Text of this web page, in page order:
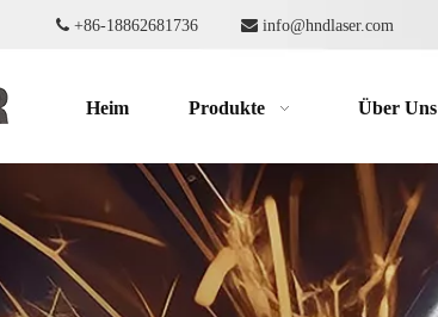
 +86-18862681736  info@hndlaser.com
Heim Produkte Über Uns